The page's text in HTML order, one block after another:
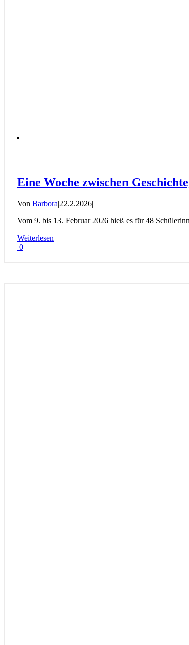
Eine Woche zwischen
Von Barbora|22.2.2026|
Vom 9. bis 13. Februar 2026 hieß es für 48
Weiterlesen
0